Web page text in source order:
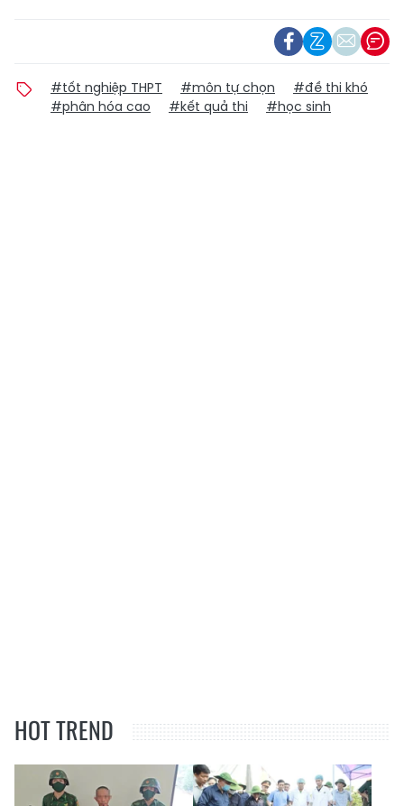
#tốt nghiệp THPT #môn tự chọn
#đề thi khó
#phân hóa cao
#kết quả thi #học sinh
HOT TREND